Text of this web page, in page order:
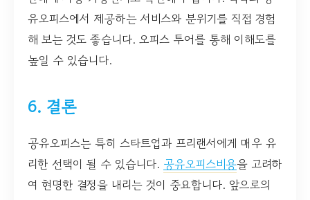
유오피스에서 제공하는 서비스와 분위기를 직접 경험
해 보는 것도 좋습니다. 오피스 투어를 통해 이해도를
높일 수 있습니다.
6. 결론
공유오피스는 특히 스타트업과 프리랜서에게 매우 유
리한 선택이 될 수 있습니다. 공유오피스비용을 고려하
여 현명한 결정을 내리는 것이 중요합니다. 앞으로의